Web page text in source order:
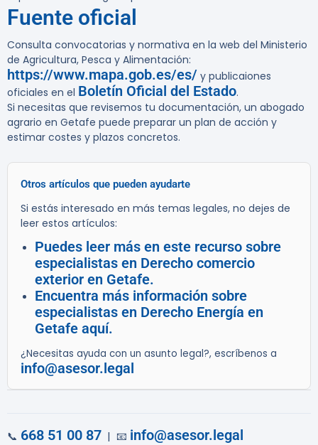
Fuente oficial
Consulta convocatorias y normativa en la web del Ministerio
de Agricultura, Pesca y Alimentación:
https://www.mapa.gob.es/es/ y publicaiones
oficiales en el Boletín Oficial del Estado.
Si necesitas que revisemos tu documentación, un abogado
agrario en Getafe puede preparar un plan de acción y
estimar costes y plazos concretos.
Otros artículos que pueden ayudarte
Si estás interesado en más temas legales, no dejes de
leer estos artículos:
Puedes leer más en este recurso sobre
especialistas en Derecho comercio
exterior en Getafe.
Encuentra más información sobre
especialistas en Derecho Energía en
Getafe aquí.
¿Necesitas ayuda con un asunto legal?, escríbenos a
info@asesor.legal
📞 668 51 00 87 | 📧 info@asesor.legal